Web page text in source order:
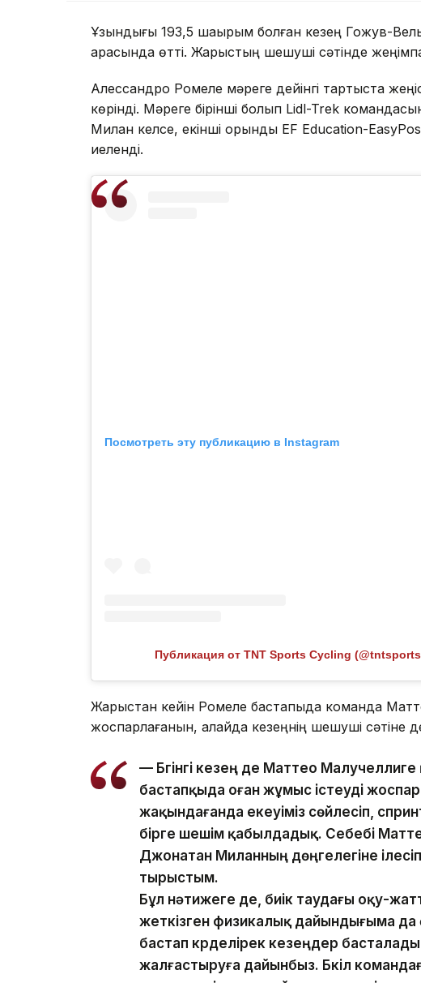
Ұзындығы 193,5 шақырым болған кезең Гожув-
арасында өтті. Жарыстың шешуші сәтінде
Алессандро Ромеле мәреге дейінгі тартыста
көрінді. Мәреге бірінші болып Lidl-Trek
Милан келсе, екінші орынды EF Education-
иеленді.
Посмотреть эту публикацию в Instagram
Публикация от TNT Sports Cycling
Жарыстан кейін Ромеле бастапқыда команда
жоспарлағанын, алайда кезеңнің шешуші сәтіне
— Бүгінгі кезең де Маттео
бастапқыда оған жұмыс істеуді
жақындағанда екеуіміз сөйлесіп,
бірге шешім қабылдадық. Себебі
Джонатан Миланның дөңгелегіне
тырыстым.
Бұл нәтижеге де, биік таудағы оқу-
жеткізген физикалық дайындығыма
бастап күрделірек кезеңдер
жалғастыруға дайынбыз. Бүкіл